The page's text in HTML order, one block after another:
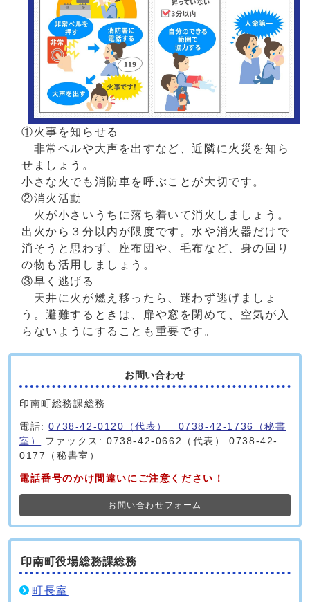
①火事を知らせる
非常ベルや大声を出すなど、近隣に火災を知ら
せましょう。
小さな火でも消防車を呼ぶことが大切です。
②消火活動
火が小さいうちに落ち着いて消火しましょう。
出火から３分以内が限度です。水や消火器だけで
消そうと思わず、座布団や、毛布など、身の回り
の物も活用しましょう。
③早く逃げる
天井に火が燃え移ったら、迷わず逃げましょ
う。避難するときは、扉や窓を閉めて、空気が入
らないようにすることも重要です。
お問い合わせ
印南町総務課総務
電話:0738-42-0120（代表） 0738-42-1736（秘書
室）
ファックス: 0738-42-0662（代表） 0738-42-
0177（秘書室）
電話番号のかけ間違いにご注意ください！
お問い合わせフォーム
印南町役場総務課総務
町長室